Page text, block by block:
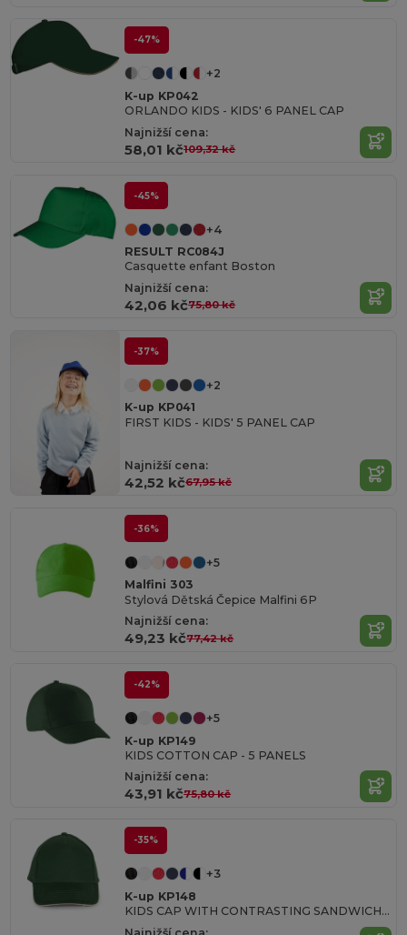
-47%
+2
K-up KP042
ORLANDO KIDS - KIDS' 6 PANEL CAP
Najnižší cena:
58,01 kč109,32 kč
-45%
+4
RESULT RC084J
Casquette enfant Boston
Najnižší cena:
42,06 kč75,80 kč
-37%
+2
K-up KP041
FIRST KIDS - KIDS' 5 PANEL CAP
Najnižší cena:
42,52 kč67,95 kč
-36%
+5
Malfini 303
Stylová Dětská Čepice Malfini 6P
Najnižší cena:
49,23 kč77,42 kč
-42%
+5
K-up KP149
KIDS COTTON CAP - 5 PANELS
Najnižší cena:
43,91 kč75,80 kč
-35%
+3
K-up KP148
KIDS CAP WITH CONTRASTING SANDWICH VISOR - 5 PANELS